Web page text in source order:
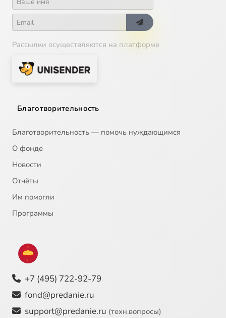
Рассылки осуществляются на платформе
Благотворительность
Благотворительность — помочь нуждающимся
О фонде
Новости
Отчёты
Им помогли
Программы
+7 (495) 722-92-79
fond@predanie.ru
support@predanie.ru (техн.вопросы)